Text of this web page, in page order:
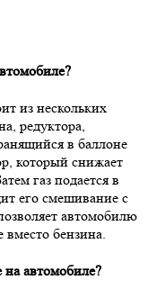
из нескольких
редуктора,
в баллоне
который снижает
газ подается в
его смешивание с
автомобилю
бензина.
на автомобиле?